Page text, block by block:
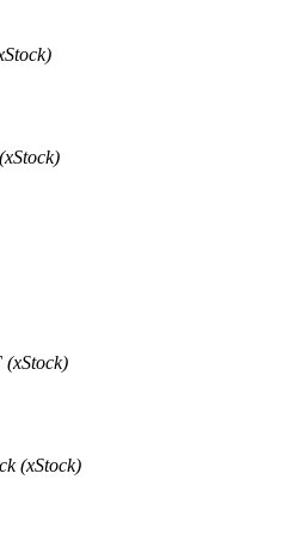
pour les détenteurs de BTR
(xStock)
(xStock)